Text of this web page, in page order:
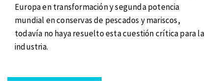
Europa en transformación y segunda potencia
mundial en conservas de pescados y mariscos,
todavía no haya resuelto esta cuestión crítica para la
industria.